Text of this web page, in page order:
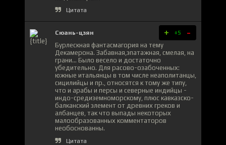
Цитата
Сюань-цзян + +5 -
Бурлескная фантасмагория на тему
Декамерона. Забавная,эпатажная, смелая, на
грани... Было весело и достаточно
убедительно. Для расово-озабоченных:
южные итальянцы в том числе неаполитанцы,
сицилийцы и пр., относятся к тому же типу,
что и арабы и персы и северные индийцы -
индо-средиземноморскому, плюс кавказско-
балканский элемент от древних греков и
албанцев, так что выпады некоторых
малообразованных комментаторов
необоснованны.
Цитата